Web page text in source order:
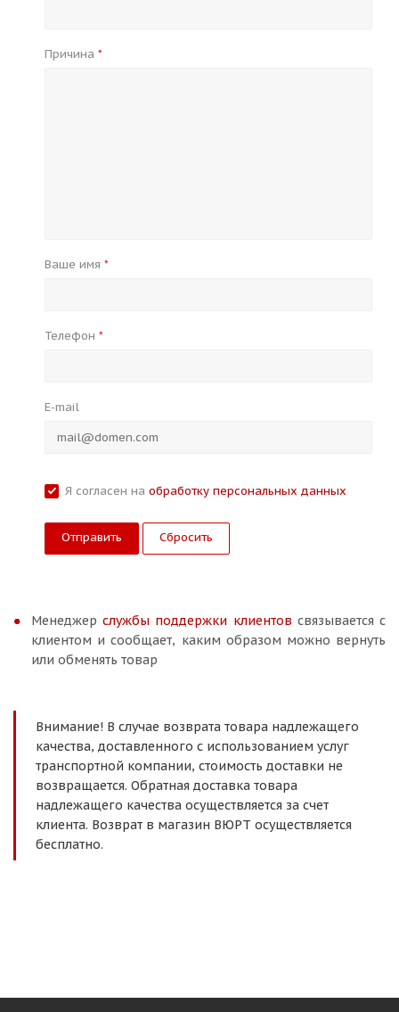
Причина *
Ваше имя *
Телефон *
E-mail
Я согласен на обработку персональных данных
Сбросить
Менеджерслужбы поддержки клиентов связывается с
клиентом и сообщает, каким образом можно вернуть
или обменять товар
Внимание! В случае возврата товара надлежащего
качества, доставленного с использованием услуг
транспортной компании, стоимость доставки не
возвращается. Обратная доставка товара
надлежащего качества осуществляется за счет
клиента. Возврат в магазин ВЮРТ осуществляется
бесплатно.